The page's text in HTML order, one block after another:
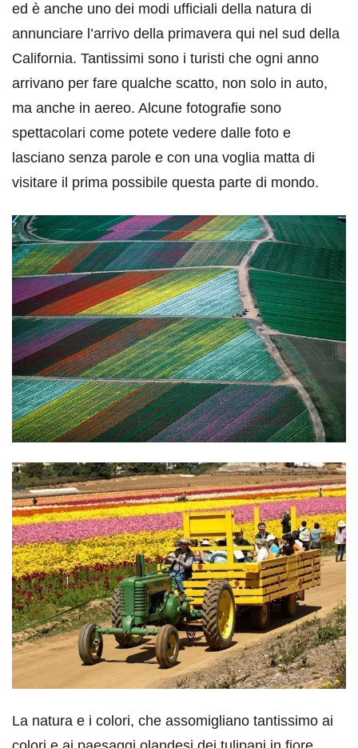
ed è anche uno dei modi ufficiali della natura di
annunciare l’arrivo della primavera qui nel sud della
California. Tantissimi sono i turisti che ogni anno
arrivano per fare qualche scatto, non solo in auto,
ma anche in aereo. Alcune fotografie sono
spettacolari come potete vedere dalle foto e
lasciano senza parole e con una voglia matta di
visitare il prima possibile questa parte di mondo.
La natura e i colori, che assomigliano tantissimo ai